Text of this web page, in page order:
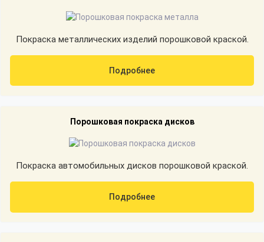
Покраска металлических изделий порошковой краской.
Подробнее
Порошковая покраска дисков
Покраска автомобильных дисков порошковой краской.
Подробнее